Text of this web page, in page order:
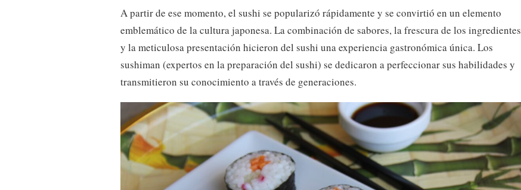
A partir de ese momento, el sushi se popularizó rápidamente y se convirtió en un elemento
emblemático de la cultura japonesa. La combinación de sabores, la frescura de los ingredientes
y la meticulosa presentación hicieron del sushi una experiencia gastronómica única. Los
sushiman (expertos en la preparación del sushi) se dedicaron a perfeccionar sus habilidades y
transmitieron su conocimiento a través de generaciones.